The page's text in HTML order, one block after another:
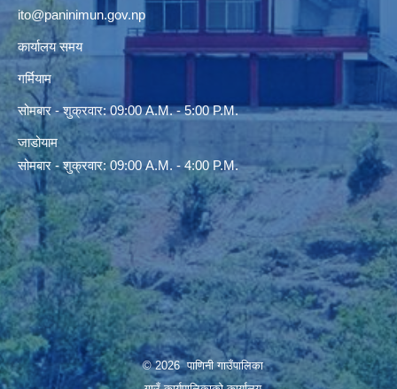
ito@paninimun.gov.np
कार्यालय समय
गर्मियाम
सोमबार - शुक्रवार: 09:00 A.M. - 5:00 P.M.
जाडोयाम
सोमबार - शुक्रवार: 09:00 A.M. - 4:00 P.M.
© 2026 पाणिनी गाउँपालिका